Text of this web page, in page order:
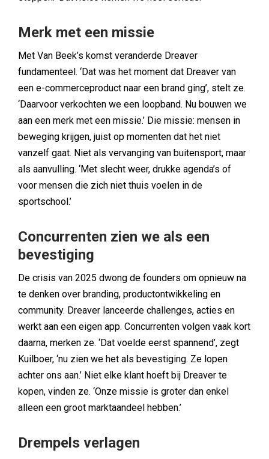
Merk met een missie
Met Van Beek’s komst veranderde Dreaver
fundamenteel. ‘Dat was het moment dat Dreaver van
een e-commerceproduct naar een brand ging’, stelt ze.
‘Daarvoor verkochten we een loopband. Nu bouwen we
aan een merk met een missie.’ Die missie: mensen in
beweging krijgen, juist op momenten dat het niet
vanzelf gaat. Niet als vervanging van buitensport, maar
als aanvulling. ‘Met slecht weer, drukke agenda’s of
voor mensen die zich niet thuis voelen in de
sportschool.’
Concurrenten zien we als een
bevestiging
De crisis van 2025 dwong de founders om opnieuw na
te denken over branding, productontwikkeling en
community. Dreaver lanceerde challenges, acties en
werkt aan een eigen app. Concurrenten volgen vaak kort
daarna, merken ze. ‘Dat voelde eerst spannend’, zegt
Kuilboer, ‘nu zien we het als bevestiging. Ze lopen
achter ons aan.’ Niet elke klant hoeft bij Dreaver te
kopen, vinden ze. ‘Onze missie is groter dan enkel
alleen een groot marktaandeel hebben.’
Drempels verlagen